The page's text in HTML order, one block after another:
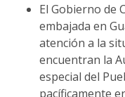
El Gobierno de
embajada en
atención a la
encuentran la
especial del
pacíficamente